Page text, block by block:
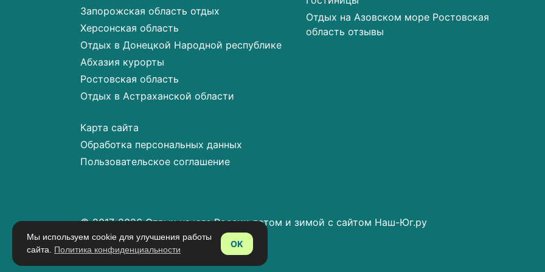
Запорожская область отдых
Херсонская область
Отдых в Донецкой Народной республике
Абхазия курорты
Ростовская область
Отдых в Астраханской области
Карта сайта
Обработка персональных данных
Пользовательское соглашение
Отдых на Азовском море Ростовская
область отзывы
© 2017-2026 Отдых на юге России летом и зимой с сайтом Наш-Юг.ру
Мы используем cookie для улучшения работы
сайта. Политика конфиденциальности
OK